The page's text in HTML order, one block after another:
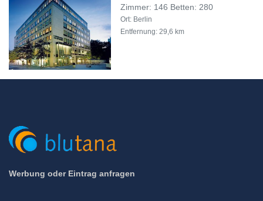
Zimmer: 146 Betten: 280
Ort: Berlin
Entfernung: 29,6 km
Werbung oder Eintrag anfragen